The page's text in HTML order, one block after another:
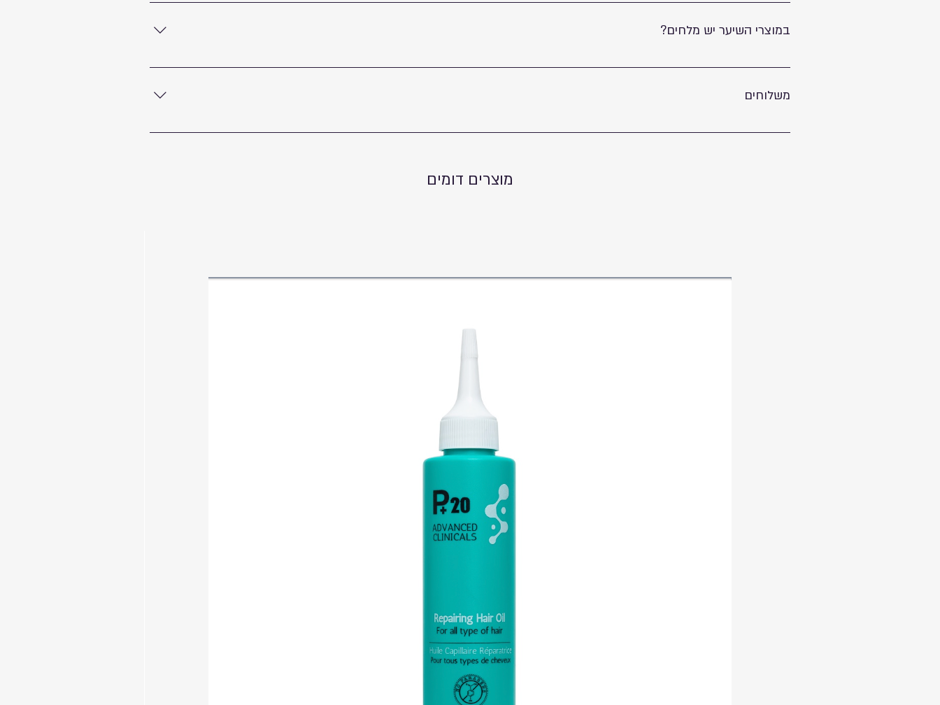
במוצרי השיער יש מלחים?
לא, כל מוצרי השיער שלנו ללא מלחים, ללא פרבנים, NON- GMO.
משלוחים
משלוח לנקודת איסוף 25 ש"ח, חינם בכל רכישה מעל 199 ש"ח. משלוח עד הבית 49 ש"ח, חינם בכל רכישה מעל 499 ש"ח.
מוצרים דומים